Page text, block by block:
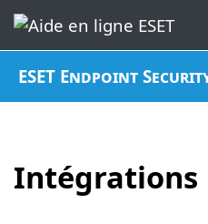
ESET Endpoint
Intégrations